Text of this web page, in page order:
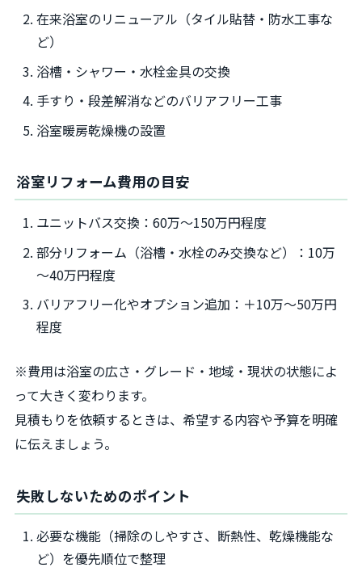
在来浴室のリニューアル（タイル貼替・防水工事な
ど）
浴槽・シャワー・水栓金具の交換
手すり・段差解消などのバリアフリー工事
浴室暖房乾燥機の設置
浴室リフォーム費用の目安
ユニットバス交換：60万～150万円程度
部分リフォーム（浴槽・水栓のみ交換など）：10万
～40万円程度
バリアフリー化やオプション追加：＋10万～50万円
程度
※費用は浴室の広さ・グレード・地域・現状の状態によ
って大きく変わります。
見積もりを依頼するときは、希望する内容や予算を明確
に伝えましょう。
失敗しないためのポイント
必要な機能（掃除のしやすさ、断熱性、乾燥機能な
ど）を優先順位で整理